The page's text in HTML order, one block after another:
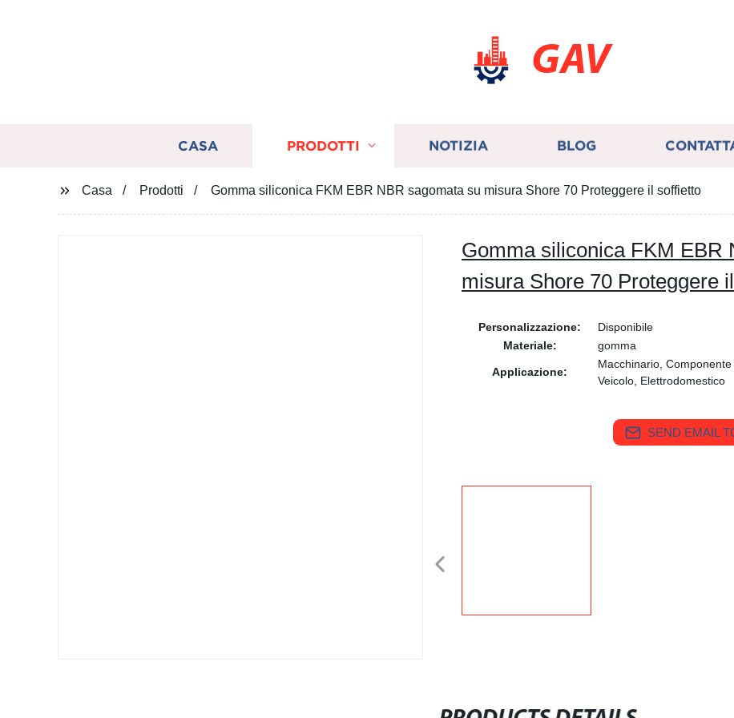
GAV
CASA PRODOTTI NOTIZIA BLOG
Casa Prodotti Gomma siliconica FKM EBR NBR sagomata su misura Shore 70 Proteggere il soffietto
Gomma siliconica FKM EBR
misura Shore 70 Proteggere
Personalizzazione:
Disponibile
Materiale:
gomma
Applicazione:
Macchinario,
Veicolo, Elettrodomestico
SEND EMAIL